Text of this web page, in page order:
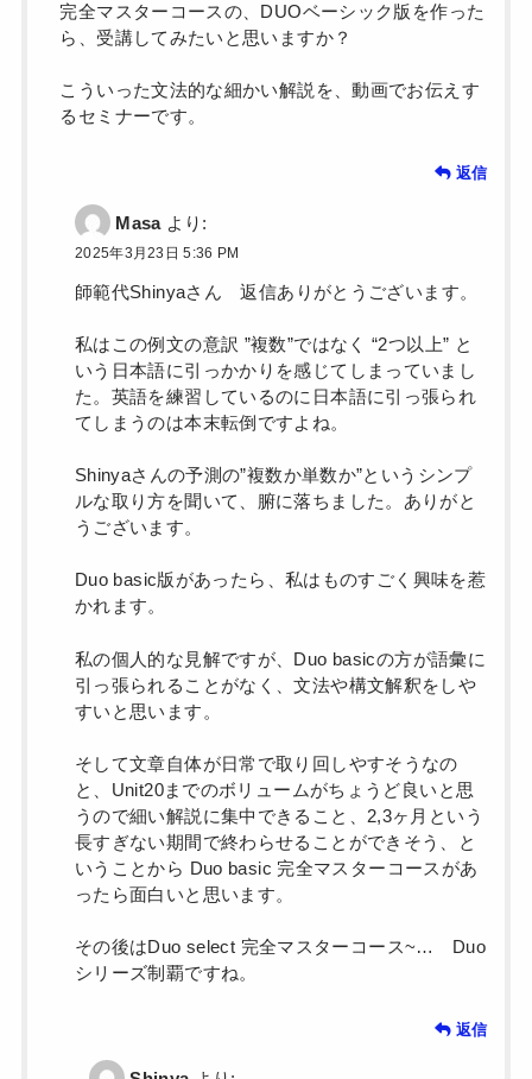
完全マスターコースの、DUOベーシック版を作った
ら、受講してみたいと思いますか？
こういった文法的な細かい解説を、動画でお伝えす
るセミナーです。
返信
Masa より:
2025年3月23日 5:36 PM
師範代Shinyaさん 返信ありがとうございます。
私はこの例文の意訳 ”複数”ではなく “2つ以上” と
いう日本語に引っかかりを感じてしまっていまし
た。英語を練習しているのに日本語に引っ張られ
てしまうのは本末転倒ですよね。
Shinyaさんの予測の”複数か単数か”というシンプ
ルな取り方を聞いて、腑に落ちました。ありがと
うございます。
Duo basic版があったら、私はものすごく興味を惹
かれます。
私の個人的な見解ですが、Duo basicの方が語彙に
引っ張られることがなく、文法や構文解釈をしや
すいと思います。
そして文章自体が日常で取り回しやすそうなの
と、Unit20までのボリュームがちょうど良いと思
うので細い解説に集中できること、2,3ヶ月という
長すぎない期間で終わらせることができそう、と
いうことから Duo basic 完全マスターコースがあ
ったら面白いと思います。
その後はDuo select 完全マスターコース~… Duo
シリーズ制覇ですね。
返信